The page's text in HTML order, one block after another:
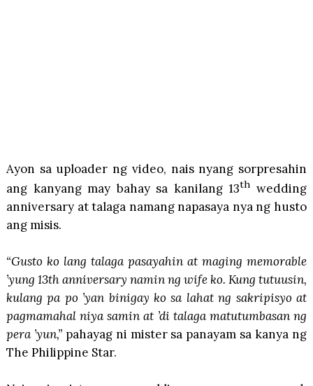
Ayon sa uploader ng video, nais nyang sorpresahin
ang kanyang may bahay sa kanilang 13th wedding
anniversary at talaga namang napasaya nya ng husto
ang misis.
“Gusto ko lang talaga pasayahin at maging memorable
’yung 13th anniversary namin ng wife ko. Kung tutuusin,
kulang pa po ’yan binigay ko sa lahat ng sakripisyo at
pagmamahal niya samin at ’di talaga matutumbasan ng
pera ’yun,”pahayag ni mister sa panayam sa kanya ng
The Philippine Star.